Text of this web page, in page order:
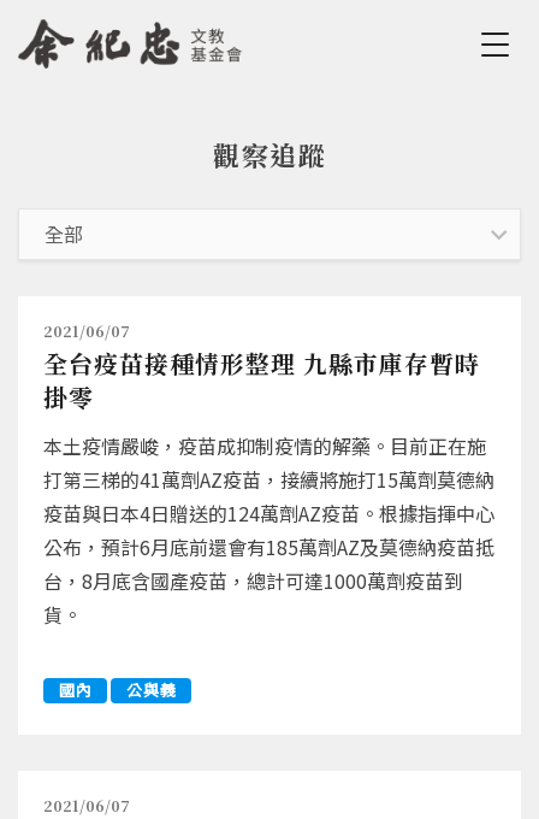
Jump to Navigation
Jump to Main content
觀察追蹤
2021/06/07
全台疫苗接種情形整理 九縣市庫存暫時
掛零
本土疫情嚴峻，疫苗成抑制疫情的解藥。目前正在施
打第三梯的41萬劑AZ疫苗，接續將施打15萬劑莫德納
疫苗與日本4日贈送的124萬劑AZ疫苗。根據指揮中心
公布，預計6月底前還會有185萬劑AZ及莫德納疫苗抵
台，8月底含國產疫苗，總計可達1000萬劑疫苗到
貨。
國內 公與義
2021/06/07